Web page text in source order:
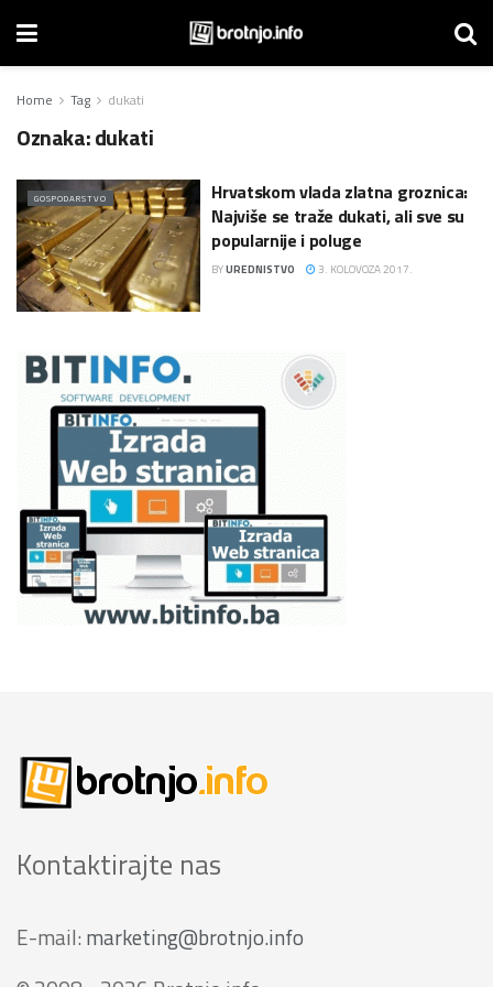
Home Tag dukati
Oznaka:dukati
GOSPODARSTVO
Hrvatskom vlada zlatna groznica:
Najviše se traže dukati, ali sve su
popularnije i poluge
BYUREDNISTVO 3. KOLOVOZA 2017.
Kontaktirajte nas
E-mail: marketing@brotnjo.info